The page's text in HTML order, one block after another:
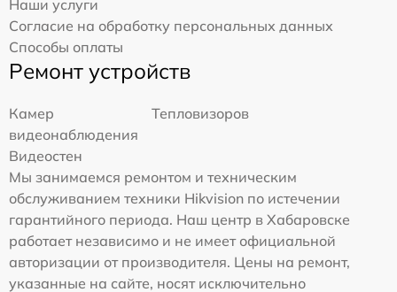
Наши услуги
Согласие на обработку персональных данных
Способы оплаты
Ремонт устройств
Камер
видеонаблюдения
Тепловизоров
Видеостен
Мы занимаемся ремонтом и техническим
обслуживанием техники Hikvision по истечении
гарантийного периода. Наш центр в Хабаровске
работает независимо и не имеет официальной
авторизации от производителя. Цены на ремонт,
указанные на сайте, носят исключительно